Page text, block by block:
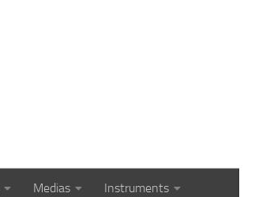
Medias Instruments